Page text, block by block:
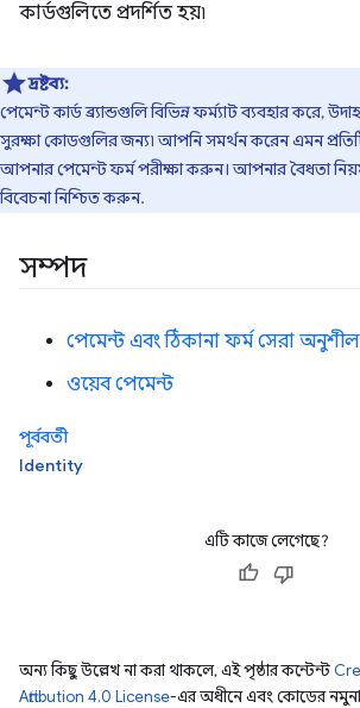
কার্ডগুলিতে প্রদর্শিত হয়৷
দ্রষ্টব্য:
পেমেন্ট কার্ড ব্র্যান্ডগুলি বিভিন্ন ফর্ম্যাট ব্যবহার করে,
সুরক্ষা কোডগুলির জন্য৷ আপনি সমর্থন করেন এমন প্রতিটি
আপনার পেমেন্ট ফর্ম পরীক্ষা করুন। আপনার বৈধতা নিয়ম
বিবেচনা নিশ্চিত করুন.
সম্পদ
পেমেন্ট এবং ঠিকানা ফর্ম সেরা
ওয়েব পেমেন্ট
পূর্ববর্তী
Identity
এটি কাজে লেগেছে?
অন্য কিছু উল্লেখ না করা থাকলে, এই পৃষ্ঠার কন্টেন্ট
Attribution 4.0 License-এর অধীনে এবং কোডের